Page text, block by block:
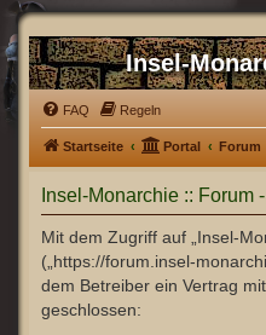
Insel-
FAQ Regeln
Startseite Portal Forum
Insel-Monarchie :: Forum
Mit dem Zugriff auf „Insel-
(„https://forum.insel-
dem Betreiber ein Vertrag
geschlossen: